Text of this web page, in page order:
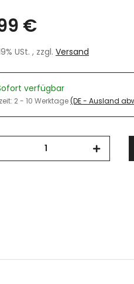
€
USt. , zzgl. Versand
verfügbar
2 - 10 Werktage(DE - Ausland